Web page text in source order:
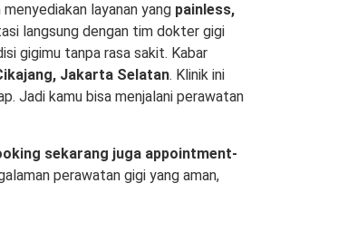
layanan yang painless,
langsung dengan tim dokter gigi
gigimu tanpa rasa sakit. Kabar
Jakarta Selatan. Klinik ini
Jadi kamu bisa menjalani perawatan
sekarang juga appointment-
perawatan gigi yang aman,